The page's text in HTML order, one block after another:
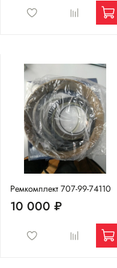
Ремкомплект 707-99-74110
10 000 ₽